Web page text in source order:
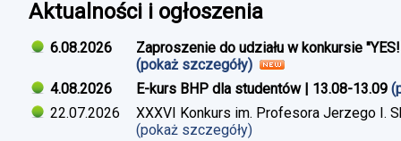
Aktualności i ogłoszenia
6.08.2026
Zaproszenie do udziału w konkursie
(pokaż szczegóły)
4.08.2026
E-kurs BHP dla studentów | 13.08-13.09
22.07.2026
XXXVI Konkurs im. Profesora Jerzego I.
(pokaż szczegóły)